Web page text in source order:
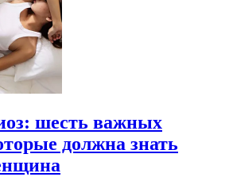
шесть важных
должна знать